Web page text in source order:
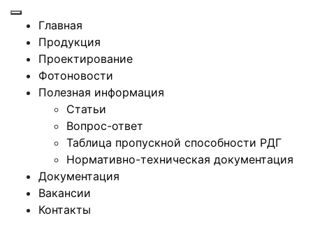
Главная
Продукция
Проектирование
Фотоновости
Полезная информация
Статьи
Вопрос-ответ
Таблица пропускной способности РДГ
Нормативно-техническая документация
Документация
Вакансии
Контакты